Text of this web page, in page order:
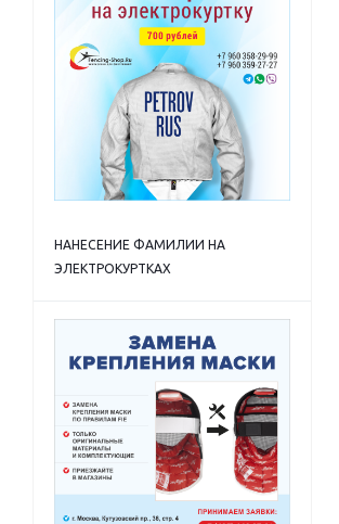
НАНЕСЕНИЕ ФАМИЛИИ НА
ЭЛЕКТРОКУРТКАХ